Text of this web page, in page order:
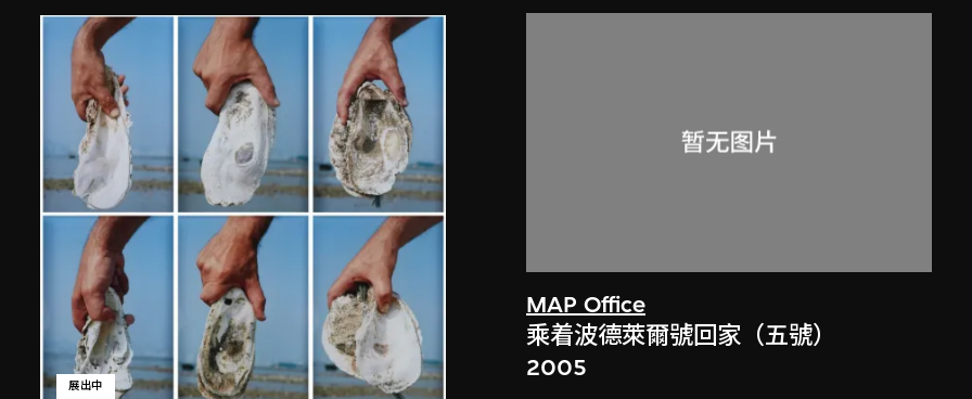
展出中
MAP Office
乘着波德萊爾號回家（五號）
2005